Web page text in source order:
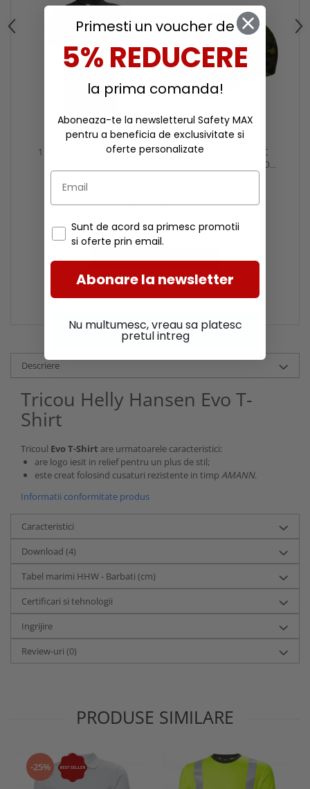
1 x TRICOU HELLY HANSEN
1 x SAPCA CU COZOROC
HELLY HANSEN KENSINGTON,
331,20 RON
Economisesti
15,80 RON
CUMPARA-LE IMPREUNA
Descriere
Tricou Helly Hansen Evo T-
Shirt
Tricoul Evo T-Shirt are urmatoarele caracteristici:
are logo iesit in relief pentru un plus de stil;
este creat folosind cusaturi rezistente in timp AMANN.
Informatii conformitate produs
Caracteristici
Download (4)
Tabel marimi HHW - Barbati (cm)
Certificari si tehnologii
Ingrijire
Review-uri (0)
PRODUSE SIMILARE
-25%
Primesti un voucher de
5% REDUCERE
la prima comanda!
Aboneaza-te la newsletterul Safety MAX
pentru a beneficia de exclusivitate si
oferte personalizate
Sunt de acord sa primesc promotii
si oferte prin email.
Abonare la newsletter
Nu multumesc, vreau sa platesc
pretul intreg